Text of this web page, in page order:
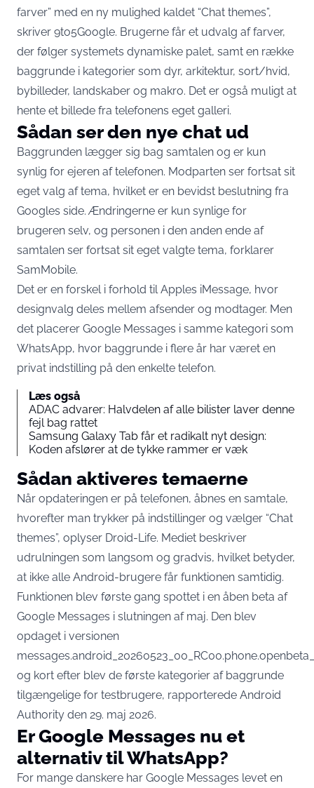
farver” med en ny mulighed kaldet “Chat themes”,
skriver 9to5Google. Brugerne får et udvalg af farver,
der følger systemets dynamiske palet, samt en række
baggrunde i kategorier som dyr, arkitektur, sort/hvid,
bybilleder, landskaber og makro. Det er også muligt at
hente et billede fra telefonens eget galleri.
Sådan ser den nye chat ud
Baggrunden lægger sig bag samtalen og er kun
synlig for ejeren af telefonen. Modparten ser fortsat sit
eget valg af tema, hvilket er en bevidst beslutning fra
Googles side. Ændringerne er kun synlige for
brugeren selv, og personen i den anden ende af
samtalen ser fortsat sit eget valgte tema, forklarer
SamMobile.
Det er en forskel i forhold til Apples iMessage, hvor
designvalg deles mellem afsender og modtager. Men
det placerer Google Messages i samme kategori som
WhatsApp, hvor baggrunde i flere år har været en
privat indstilling på den enkelte telefon.
Læs også
ADAC advarer: Halvdelen af alle bilister laver denne
fejl bag rattet
Samsung Galaxy Tab får et radikalt nyt design:
Koden afslører at de tykke rammer er væk
Sådan aktiveres temaerne
Når opdateringen er på telefonen, åbnes en samtale,
hvorefter man trykker på indstillinger og vælger “Chat
themes”, oplyser Droid-Life. Mediet beskriver
udrulningen som langsom og gradvis, hvilket betyder,
at ikke alle Android-brugere får funktionen samtidig.
Funktionen blev første gang spottet i en åben beta af
Google Messages i slutningen af maj. Den blev
opdaget i versionen
og kort efter blev de første kategorier af baggrunde
tilgængelige for testbrugere, rapporterede Android
Authority den 29. maj 2026.
Er Google Messages nu et
alternativ til WhatsApp?
For mange danskere har Google Messages levet en